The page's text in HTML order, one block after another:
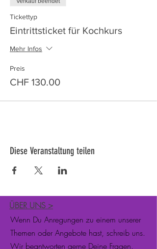
Tickettyp
Eintrittsticket für Kochkurs
Mehr Infos
Preis
CHF 130.00
Diese Veranstaltung teilen
ÜBER UNS >
Wenn Du Anregungen zu einem unserer
Themen oder Angebote hast, schreib uns.
Wir beantworten gerne Deine Fragen.